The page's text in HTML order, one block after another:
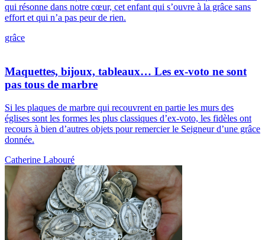
qui résonne dans notre cœur, cet enfant qui s’ouvre à la grâce sans
effort et qui n’a pas peur de rien.
grâce
Maquettes, bijoux, tableaux… Les ex-voto ne sont
pas tous de marbre
Si les plaques de marbre qui recouvrent en partie les murs des
églises sont les formes les plus classiques d’ex-voto, les fidèles ont
recours à bien d’autres objets pour remercier le Seigneur d’une grâce
donnée.
Catherine Labouré